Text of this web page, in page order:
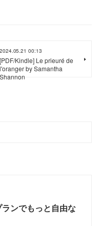
2024.05.21 00:13
[PDF/Kindle] Le prieuré de
l'oranger by Samantha
Shannon
ンでもっと自由な